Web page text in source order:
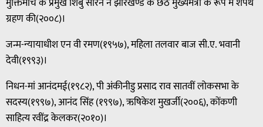
ग्रहण की(२००८)।
जन्म-न्यायाधीश एन वी रमण(१९५७), महिला तलवार बाज सी.ए. भवानी
देवी(१९९३)।
निधन-मां आनंदमई(१९८२), पी अंकीनीडु प्रसाद राव सातवीं लोकसभा के
सदस्य(१९९७), आनंद सिंह (१९९७), ऋषिकेश मुखर्जी(२००६), कोंकणी
साहित्य रवींद्र केलकर(२०१०)।